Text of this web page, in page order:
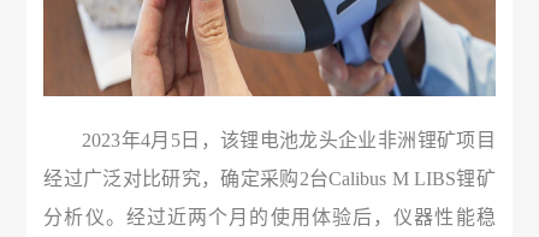
2023年4月5日，该锂电池龙头企业非洲锂矿项目
经过广泛对比研究，确定采购2台Calibus M LIBS锂矿
分析仪。经过近两个月的使用体验后，仪器性能稳